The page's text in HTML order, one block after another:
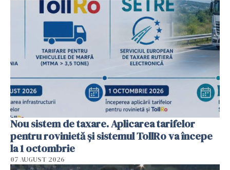
Nou sistem de taxare. Aplicarea tarifelor
pentru rovinietă şi sistemul TollRo va începe
la 1 octombrie
07 AUGUST 2026